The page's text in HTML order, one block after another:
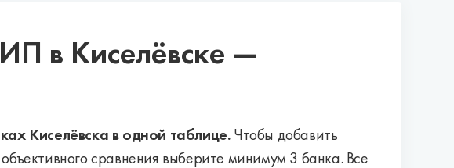
ИП в Киселёвске —
Киселёвска в одной таблице.Чтобы добавить
сравнения выберите минимум 3 банка. Все